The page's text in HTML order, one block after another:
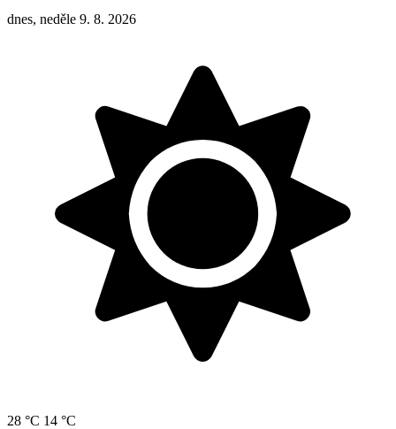
dnes, neděle 9. 8. 2026
28 °C 14 °C